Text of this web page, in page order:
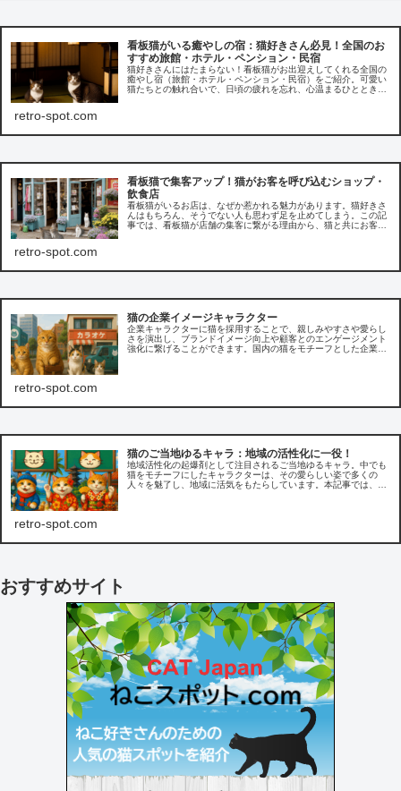
看板猫がいる癒やしの宿：猫好きさん必見！全国のお
すすめ旅館・ホテル・ペンション・民宿
猫好きさんにはたまらない！看板猫がお出迎えしてくれる全国の
癒やし宿（旅館・ホテル・ペンション・民宿）をご紹介。可愛い
猫たちとの触れ合いで、日頃の疲れを忘れ、心温まるひとときを
retro-spot.com
看板猫で集客アップ！猫がお客を呼び込むショップ・
飲食店
看板猫がいるお店は、なぜか惹かれる魅力があります。猫好きさ
んはもちろん、そうでない人も思わず足を止めてしまう。この記
事では、看板猫が店舗の集客に繋がる理由から、猫と共にお客様
retro-spot.com
猫の企業イメージキャラクター
企業キャラクターに猫を採用することで、親しみやすさや愛らし
さを演出し、ブランドイメージ向上や顧客とのエンゲージメント
強化に繋げることができます。国内の猫をモチーフとした企業の
retro-spot.com
猫のご当地ゆるキャラ：地域の活性化に一役！
地域活性化の起爆剤として注目されるご当地ゆるキャラ。中でも
猫をモチーフにしたキャラクターは、その愛らしい姿で多くの
人々を魅了し、地域に活気をもたらしています。本記事では、猫
retro-spot.com
おすすめサイト